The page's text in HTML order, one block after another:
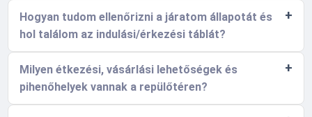
Hogyan tudom ellenőrizni a járatom állapotát és
hol találom az indulási/érkezési táblát?
Milyen étkezési, vásárlási lehetőségek és
pihenőhelyek vannak a repülőtéren?